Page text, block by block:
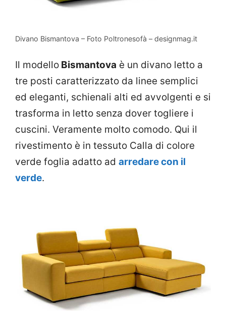
Divano Bismantova – Foto Poltronesofà – designmag.it
Il modello Bismantova è un divano letto a
tre posti caratterizzato da linee semplici
ed eleganti, schienali alti ed avvolgenti e si
trasforma in letto senza dover togliere i
cuscini. Veramente molto comodo. Qui il
rivestimento è in tessuto Calla di colore
verde foglia adatto ad arredare con il
verde.